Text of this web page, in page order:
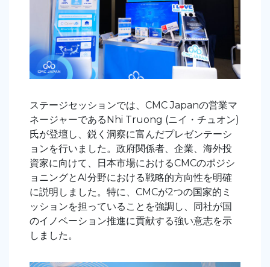
ステージセッションでは、CMC Japanの営業マ
ネージャーであるNhi Truong (ニイ ・ チュオン)
氏が登壇し、鋭く洞察に富んだプレゼンテーシ
ョンを行いました。政府関係者、企業、海外投
資家に向けて、日本市場におけるCMCのポジシ
ョニングとAI分野における戦略的方向性を明確
に説明しました。特に、CMCが2つの国家的ミ
ッションを担っていることを強調し、同社が国
のイノベーション推進に貢献する強い意志を示
しました。